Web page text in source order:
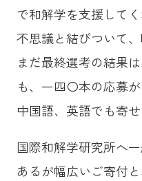
で和解学を支援して
不思議と結びついて
まだ最終選考の結果
も、一四〇本の応募
中国語、英語でも寄せ
国際和解学研究所へ
あるが幅広いご寄付